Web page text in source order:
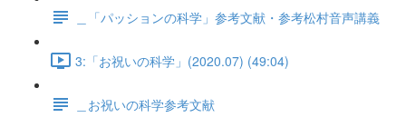
＿「パッションの科学」参考文献・参考松村音声講義
3:「お祝いの科学」(2020.07) (49:04)
＿お祝いの科学参考文献